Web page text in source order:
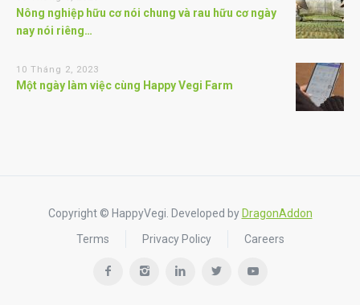
Nông nghiệp hữu cơ nói chung và rau hữu cơ ngày
nay nói riêng…
10 Tháng 2, 2023
Một ngày làm việc cùng Happy Vegi Farm
Copyright © HappyVegi. Developed by DragonAddon
Terms
Privacy Policy Careers